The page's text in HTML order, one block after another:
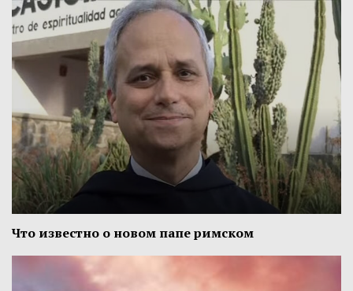
Что известно о новом папе римском